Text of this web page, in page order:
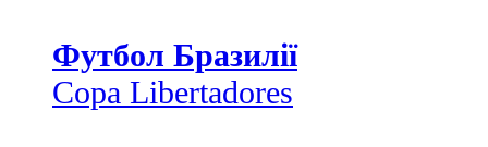
Футбол Бразилії
Copa Libertadores